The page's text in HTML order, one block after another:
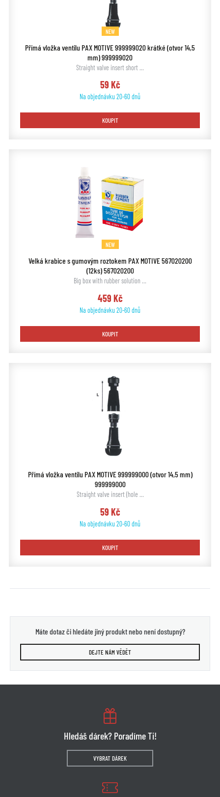
Přímá vložka ventilu PAX MOTIVE 999999020 krátké (otvor 14,5
mm) 999999020
Straight valve insert short …
NEW
59 Kč
Na objednávku 20-60 dnů
KOUPIT
Velká krabice s gumovým roztokem PAX MOTIVE 567020200
(12ks) 567020200
Big box with rubber solution …
NEW
459 Kč
Na objednávku 20-60 dnů
KOUPIT
Přímá vložka ventilu PAX MOTIVE 999999000 (otvor 14,5 mm)
999999000
Straight valve insert (hole …
59 Kč
Na objednávku 20-60 dnů
KOUPIT
Máte dotaz či hledáte jiný produkt nebo není dostupný?
DEJTE NÁM VĚDĚT
Hledáš dárek? Poradíme Ti!
VYBRAT DÁREK